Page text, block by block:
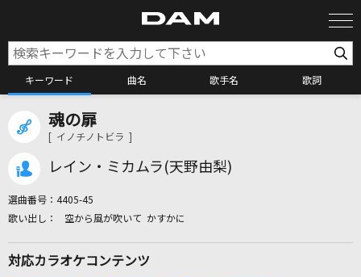
キーワード 曲名 歌手名 歌詞
カラオケ店舗検索
魂の扉
[ イノチノトビラ ]
レイン・ミカムラ(天野由梨)
選曲番号： 4405-45
空から風が吹いて かすかに
対応カラオケコンテンツ